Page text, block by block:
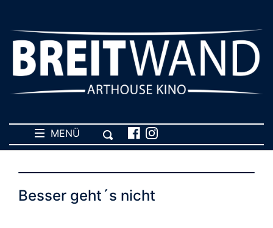
MENÜ
Besser geht´s nicht